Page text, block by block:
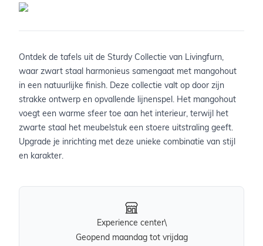
Ontdek de tafels uit de Sturdy Collectie van Livingfurn,
waar zwart staal harmonieus samengaat met mangohout
in een natuurlijke finish. Deze collectie valt op door zijn
strakke ontwerp en opvallende lijnenspel. Het mangohout
voegt een warme sfeer toe aan het interieur, terwijl het
zwarte staal het meubelstuk een stoere uitstraling geeft.
Upgrade je inrichting met deze unieke combinatie van stijl
en karakter.
Experience center\
Geopend maandag tot vrijdag